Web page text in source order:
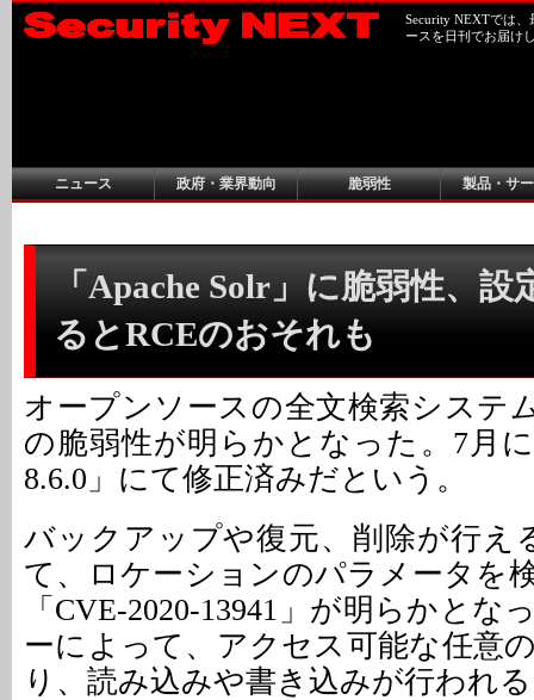
Security NEXTでは
ースを日刊でお届け
ニュース 政府・業界動向 脆弱性 製品・サ
「Apache Solr」に脆弱性、
るとRCEのおそれも
オープンソースの全文検索システ
の脆弱性が明らかとなった。7月
8.6.0」にて修正済みだという。
バックアップや復元、削除が行え
て、ロケーションのパラメータを
「CVE-2020-13941」が明らかとな
ーによって、アクセス可能な任意
り、読み込みや書き込みが行われ